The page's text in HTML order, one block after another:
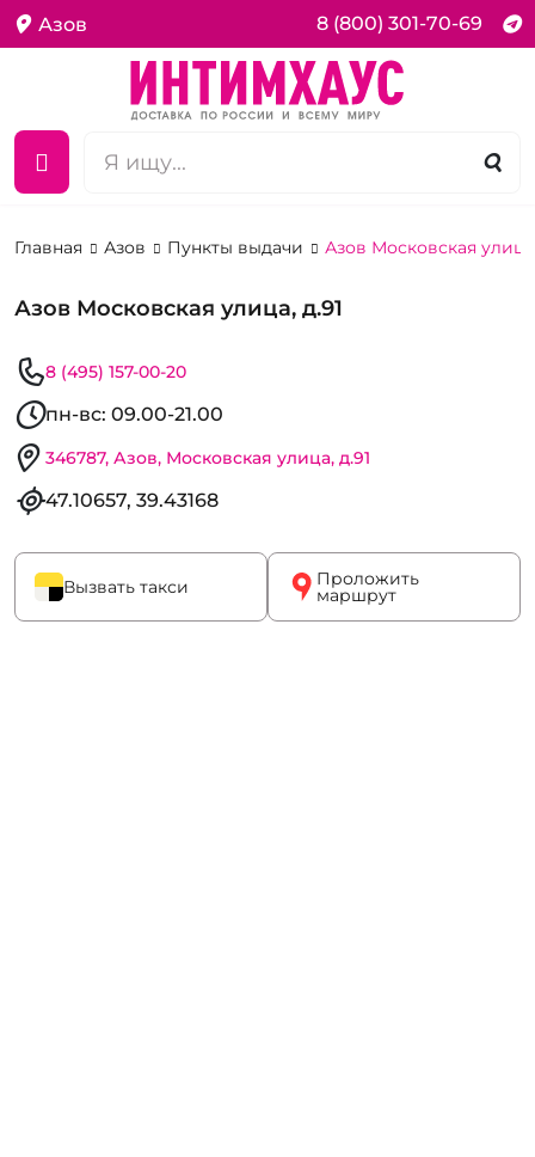
Азов 8 (800) 301-70-69
Главная Азов Пункты выдачи Азов Московская
Азов Московская улица, д.91
8 (495) 157-00-20
пн-вс: 09.00-21.00
346787, Азов, Московская улица, д.91
47.10657, 39.43168
Вызвать такси Проложить
маршрут